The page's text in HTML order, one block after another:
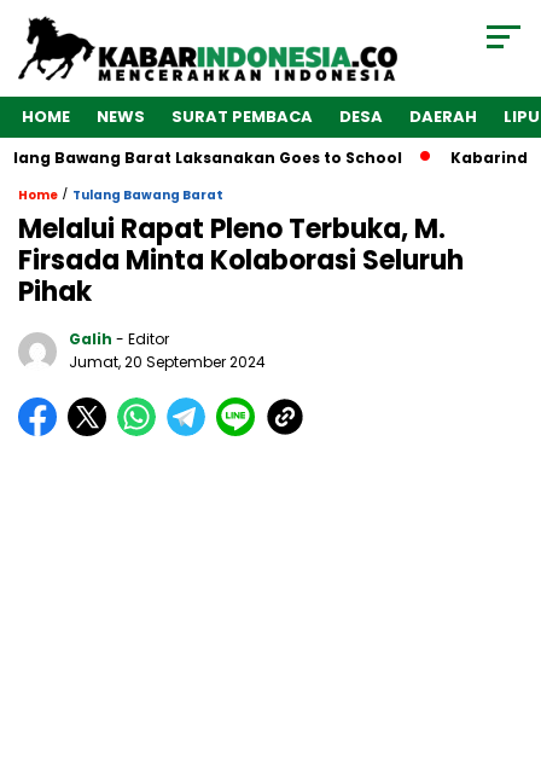
HOME NEWS SURAT PEMBACA DESA DAERAH
Barat Laksanakan Goes to School
Home / Tulang Bawang Barat
Melalui Rapat Pleno Terbuka, M.
Firsada Minta Kolaborasi Seluruh
Pihak
Galih - Editor
Jumat, 20 September 2024